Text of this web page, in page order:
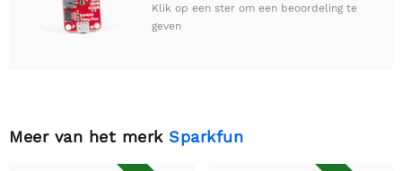
Klik op een ster om een beoordeling te
geven
Meer van het merk Sparkfun